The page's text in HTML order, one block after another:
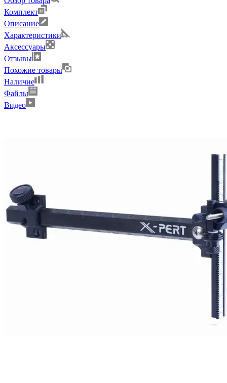
Комплект
Описание
Характеристики
Аксессуары
Отзывы
Похожие товары
Наличие
Файлы
Видео